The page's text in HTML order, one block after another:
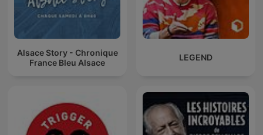
LEGEND
Alsace Story - Chronique
France Bleu Alsace